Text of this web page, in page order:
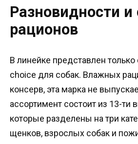
Разновидности и
рационов
В линейке представлен
choice для собак. Влажных
консерв, эта марка не
ассортимент состоит из 13-ти
которые разделены на три
щенков, взрослых собак и